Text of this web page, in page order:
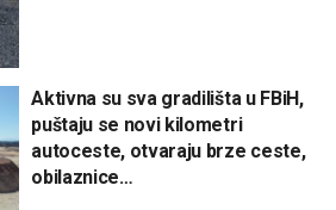
Aktivna su sva gradilišta u FBiH,
puštaju se novi kilometri
autoceste, otvaraju brze ceste,
obilaznice…